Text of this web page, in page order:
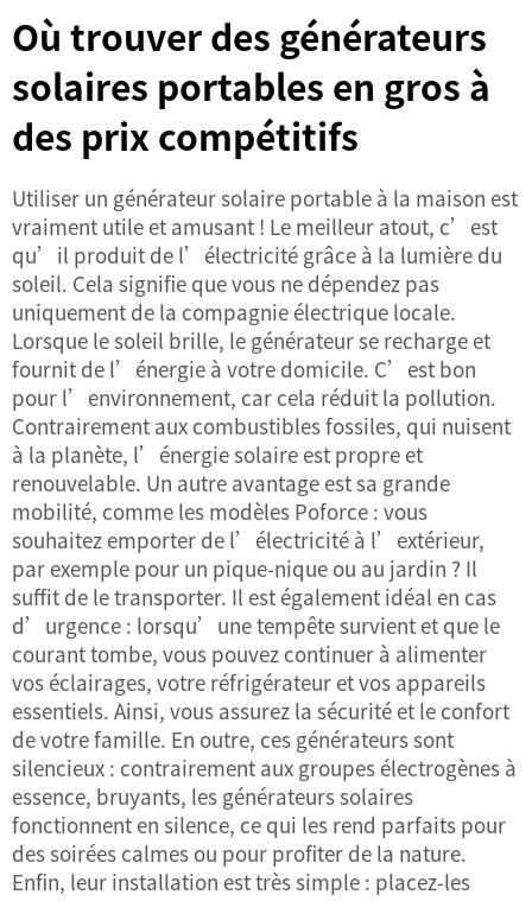
Où trouver des générateurs
solaires portables en gros à
des prix compétitifs
Utiliser un générateur solaire portable à la maison est
vraiment utile et amusant ! Le meilleur atout, c’est
qu’il produit de l’électricité grâce à la lumière du
soleil. Cela signifie que vous ne dépendez pas
uniquement de la compagnie électrique locale.
Lorsque le soleil brille, le générateur se recharge et
fournit de l’énergie à votre domicile. C’est bon
pour l’environnement, car cela réduit la pollution.
Contrairement aux combustibles fossiles, qui nuisent
à la planète, l’énergie solaire est propre et
renouvelable. Un autre avantage est sa grande
mobilité, comme les modèles Poforce : vous
souhaitez emporter de l’électricité à l’extérieur,
par exemple pour un pique-nique ou au jardin ? Il
suffit de le transporter. Il est également idéal en cas
d’urgence : lorsqu’une tempête survient et que le
courant tombe, vous pouvez continuer à alimenter
vos éclairages, votre réfrigérateur et vos appareils
essentiels. Ainsi, vous assurez la sécurité et le confort
de votre famille. En outre, ces générateurs sont
silencieux : contrairement aux groupes électrogènes à
essence, bruyants, les générateurs solaires
fonctionnent en silence, ce qui les rend parfaits pour
des soirées calmes ou pour profiter de la nature.
Enfin, leur installation est très simple : placez-les